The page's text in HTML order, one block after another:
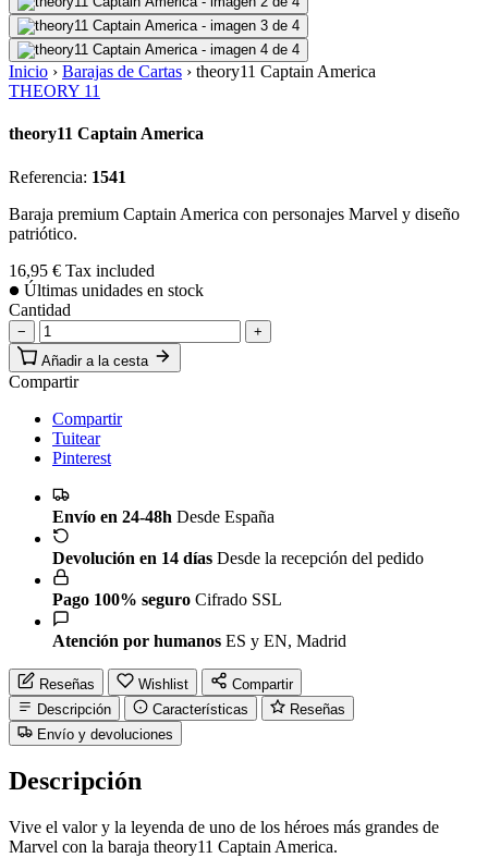
Inicio › Barajas de Cartas › theory11 Captain America
THEORY 11
theory11 Captain America
Referencia: 1541
Baraja premium Captain America con personajes Marvel y diseño
patriótico.
16,95 € Tax included
Últimas unidades en stock
Cantidad
−
+
Añadir a la cesta
Compartir
Compartir
Tuitear
Pinterest
Envío en 24-48h Desde España
Devolución en 14 días Desde la recepción del pedido
Pago 100% seguro Cifrado SSL
Atención por humanos ES y EN, Madrid
Reseñas Wishlist
Compartir
Descripción
Características
Reseñas
Envío y devoluciones
Descripción
Vive el valor y la leyenda de uno de los héroes más grandes de
Marvel con la baraja theory11 Captain America.